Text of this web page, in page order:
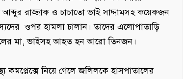
আব্দুর রাজ্জাক ও চাচাতো ভাই সাদ্দামসহ কয়েকজন
ওপর হামলা চালান। তাদের এলোপাতাড়ি
মা, ভাইসহ আহত হন আরো তিনজন।
কমপ্লেক্সে নিয়ে গেলে জলিলকে হাসপাতালের